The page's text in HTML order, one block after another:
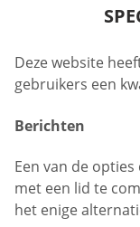
Deze website
gebruikers een
Berichten
Een van de
met een lid te
het enige